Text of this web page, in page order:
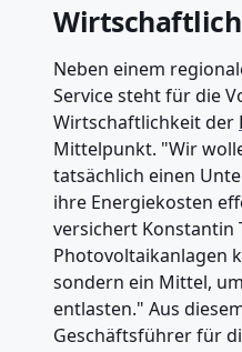
Neben einem
Service steht für die
Wirtschaftlichkeit der
Mittelpunkt. "Wir
tatsächlich einen
ihre Energiekosten
versichert Konstantin
Photovoltaikanlagen
sondern ein Mittel,
entlasten." Aus
Geschäftsführer für